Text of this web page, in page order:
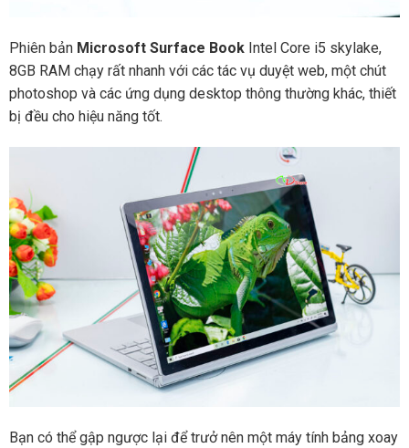
Phiên bản Microsoft Surface BookIntel Core i5 skylake,
8GB RAM chạy rất nhanh với các tác vụ duyệt web, một chút
photoshop và các ứng dụng desktop thông thường khác, thiết
bị đều cho hiệu năng tốt.
Bạn có thể gập ngược lại để trưở nên một máy tính bảng xoay